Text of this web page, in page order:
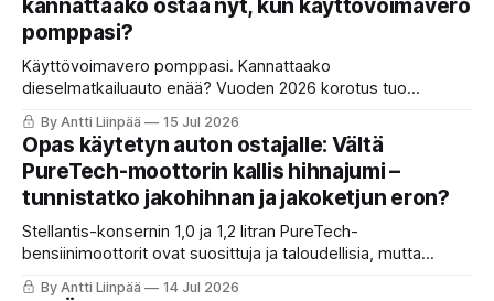
kannattaako ostaa nyt, kun käyttövoimavero
pomppasi?
Käyttövoimavero pomppasi. Kannattaako
dieselmatkailuauto enää? Vuoden 2026 korotus tuo
asuntoautolle jopa 590 € lisälaskun vuodessa. KaaraTV
selvitti, milloin osto kannattaa ja milloin vuokraus vie voiton.
Lue ostajan tuomio ja vinkit!
By Antti Liinpää 15 Jul 2026
Opas käytetyn auton ostajalle: Vältä
PureTech-moottorin kallis hihnajumi –
tunnistatko jakohihnan ja jakoketjun eron?
Stellantis-konsernin 1,0 ja 1,2 litran PureTech-
bensiinimoottorit ovat suosittuja ja taloudellisia, mutta
ensimmäisen sukupolven malleissa käytetty
By Antti Liinpää 14 Jul 2026